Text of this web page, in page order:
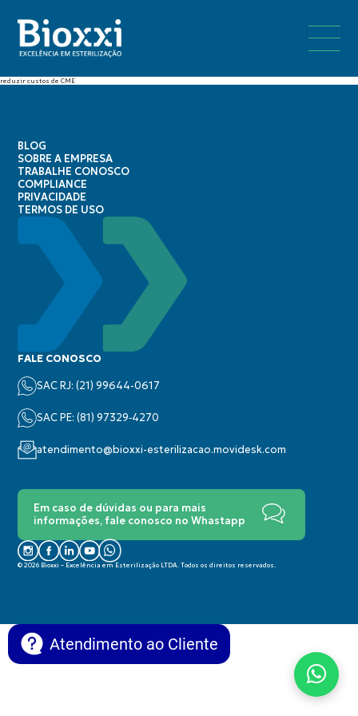
reduzir custos de CME
BLOG
SOBRE A EMPRESA
TRABALHE CONOSCO
COMPLIANCE
PRIVACIDADE
TERMOS DE USO
FALE CONOSCO
SAC RJ: (21) 99644-0617
SAC PE: (‪81) 97329‑4270‬
atendimento@bioxxi-esterilizacao.movidesk.com
Em caso de dúvidas ou para mais
informações, fale conosco no Whastapp
© 2026 Bioxxi – Excelência em Esterilização LTDA. Todos os direitos reservados.
Atendimento ao Cliente